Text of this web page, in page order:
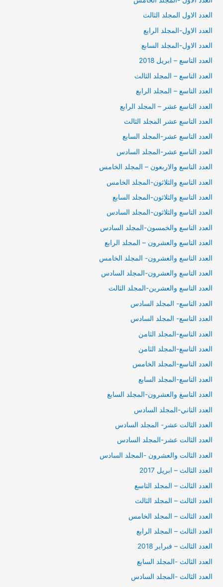
العدد الاول المجلد الثالث
العدد الاول-المجلد الرابع
العدد الاول-المجلد السابع
العدد التاسع – ابريل 2018
العدد التاسع – المجلد الثالث
العدد التاسع – المجلد الرابع
العدد التاسع عشر – المجلد الرابع
العدد التاسع عشر المجلد الثالث
العدد التاسع عشر-المجلد السابع
العدد التاسع عشر-المجلد السادس
العدد التاسع والاربعون – المجلد الخامس
العدد التاسع والثلاثون-المجلد الخامس
العدد التاسع والثلاثون-المجلد السابع
العدد التاسع والثلاثون-المجلد السادس
العدد التاسع والخمسون-المجلد السادس
العدد التاسع والعشرون – المجلد الرابع
العدد التاسع والعشرون- المجلد الخامس
العدد التاسع والعشرون-المجلد السادس
العدد التاسع والعشرين-المجلد الثالث
العدد التاسع- المجلد السادس
العدد التاسع- المجلد السادس
العدد التاسع-المجلد الثامن
العدد التاسع-المجلد الثامن
العدد التاسع-المجلد الخامس
العدد التاسع-المجلد السابع
العدد التاسغ والعشرون-المجلد السابع
العدد التاني-المجلد السادس
العدد الثالت عشر- المجلد السادس
العدد الثالت عشر-المجلد السادس
العدد الثالت والعشرون -المجلد السادس
العدد الثالث – ابريل 2017
العدد الثالث – المجلد التاسع
العدد الثالث – المجلد الثالث
العدد الثالث – المجلد الخامس
العدد الثالث – المجلد الرابع
العدد الثالث – فبراير 2018
العدد الثالث -المجلد السابع
العدد الثالث -المجلد السادس